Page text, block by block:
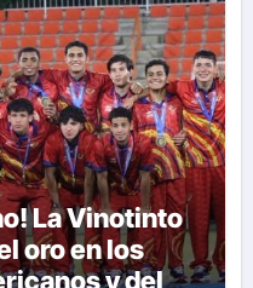
La Vinotinto
oro en los
y del